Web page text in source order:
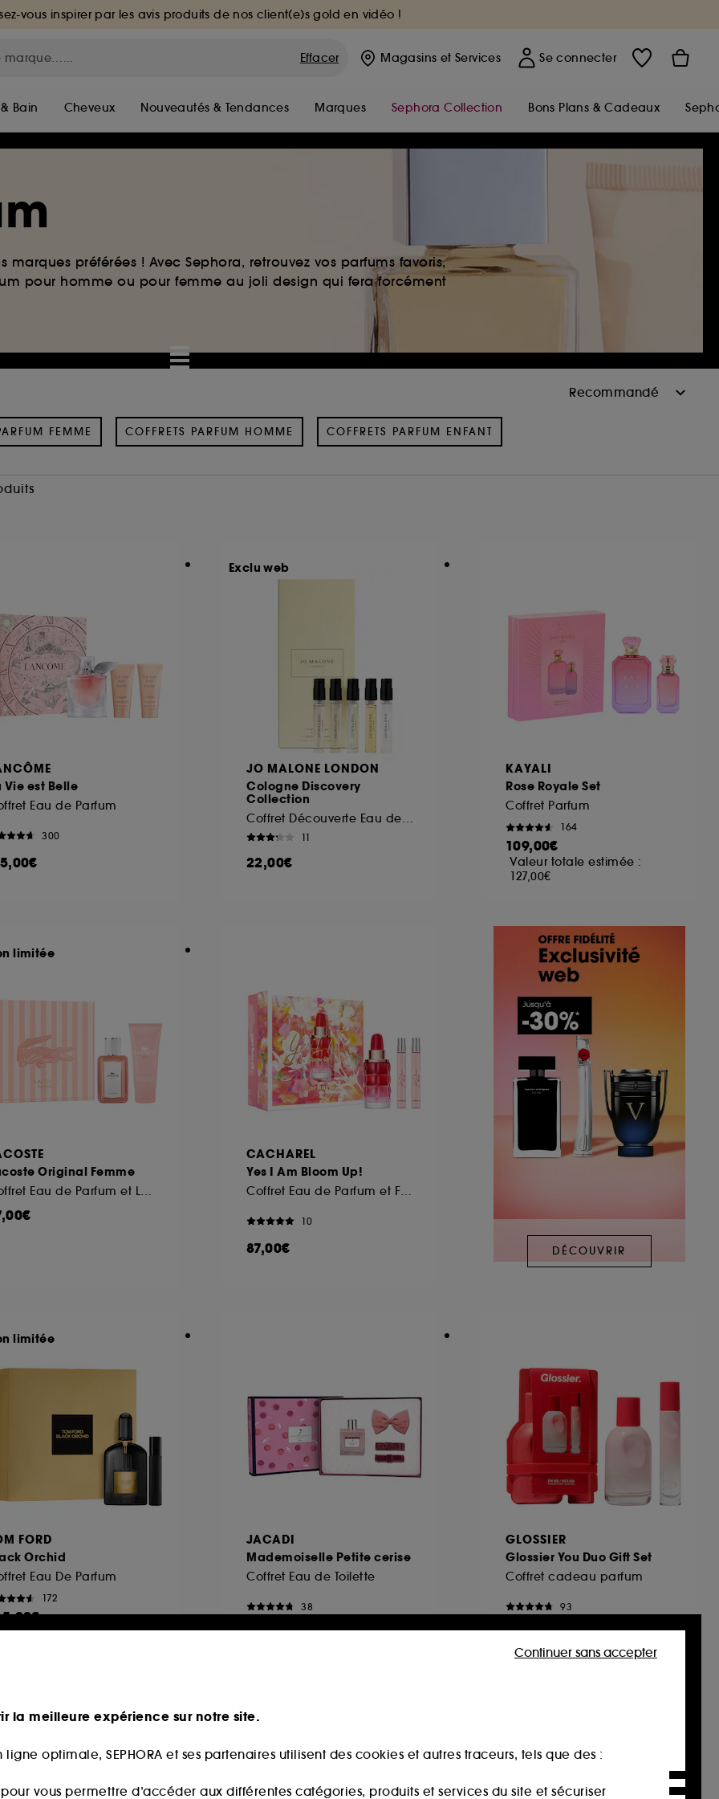
vous inspirer par les avis produits de nos client(e)s gold en vidéo !
Effacer Magasins et Services Se connecter
Bain Cheveux Nouveautés & Tendances Marques Sephora Collection Bons Plans & Cadeaux
préférées ! Avec Sephora, retrouvez vos parfums favoris,
pour homme ou pour femme au joli design qui fera forcément
FEMME COFFRETS PARFUM HOMME COFFRETS PARFUM ENFANT
Vie est Belle
Eau de Parfum
300
JO MALONE LONDON
Cologne Discovery
Collection
11
22,00€
Exclu web
KAYALI
Rose Royale Set
Coffret Parfum
164
109,00€
Valeur totale estimée :
127,00€
Original Femme
limitée
CACHAREL
Yes I Am Bloom Up!
10
87,00€ DÉCOUVRIR
FORD
Orchid
Eau De Parfum
172
totale estimée :
limitée
JACADI
Mademoiselle Petite cerise
Coffret Eau de Toilette
38
49,90€
GLOSSIER
Glossier You Duo Gift Set
Coffret cadeau parfum
93
89,00€
la meilleure expérience sur notre site.
optimale, SEPHORA et ses partenaires utilisent des cookies et autres traceurs, tels que des :
pour vous permettre d’accéder aux différentes catégories, produits et services du site et sécuriser
Continuer sans accepter